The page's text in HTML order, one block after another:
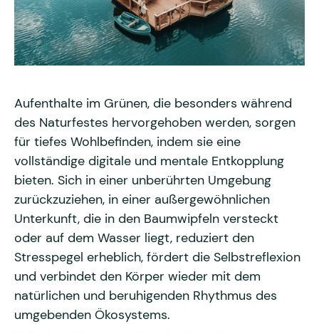
Aufenthalte im Grünen, die besonders während
des Naturfestes hervorgehoben werden, sorgen
für tiefes Wohlbefinden, indem sie eine
vollständige digitale und mentale Entkopplung
bieten. Sich in einer unberührten Umgebung
zurückzuziehen, in einer außergewöhnlichen
Unterkunft, die in den Baumwipfeln versteckt
oder auf dem Wasser liegt, reduziert den
Stresspegel erheblich, fördert die Selbstreflexion
und verbindet den Körper wieder mit dem
natürlichen und beruhigenden Rhythmus des
umgebenden Ökosystems.